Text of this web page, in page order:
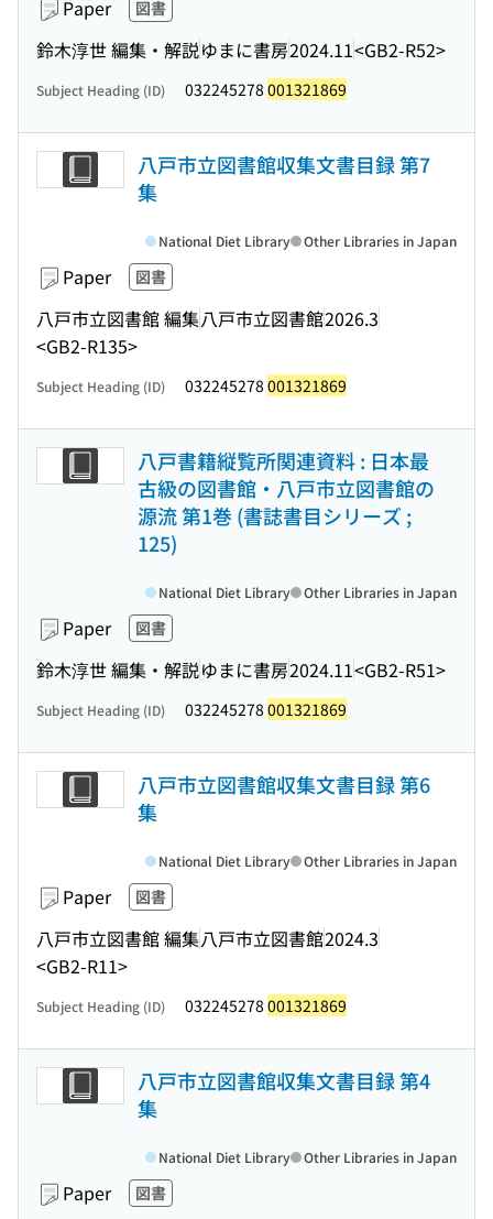
Paper 図書
鈴木淳世 編集・解説ゆまに書房2024.11<GB2-R52>
Subject Heading (ID) 032245278 001321869
八戸市立図書館収集文書目録 第7
集
Paper 図書
八戸市立図書館 編集八戸市立図書館2026.3
<GB2-R135>
National Diet Library Other Libraries in Japan
Subject Heading (ID) 032245278 001321869
八戸書籍縦覧所関連資料 : 日本最
古級の図書館・八戸市立図書館の
源流 第1巻 (書誌書目シリーズ ;
125)
Paper 図書
鈴木淳世 編集・解説ゆまに書房2024.11<GB2-R51>
National Diet Library Other Libraries in Japan
Subject Heading (ID) 032245278 001321869
八戸市立図書館収集文書目録 第6
集
Paper 図書
八戸市立図書館 編集八戸市立図書館2024.3
<GB2-R11>
National Diet Library Other Libraries in Japan
Subject Heading (ID) 032245278 001321869
八戸市立図書館収集文書目録 第4
集
Paper 図書
National Diet Library Other Libraries in Japan